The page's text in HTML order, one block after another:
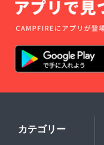
カテゴリー